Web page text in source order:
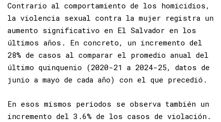
Contrario al comportamiento de los homicidios,
la violencia sexual contra la mujer registra un
aumento significativo en El Salvador en los
últimos años. En concreto, un incremento del
28% de casos al comparar el promedio anual del
último quinquenio (2020-21 a 2024-25, datos de
junio a mayo de cada año) con el que precedió.
En esos mismos periodos se observa también un
incremento del 3.6% de los casos de violación.